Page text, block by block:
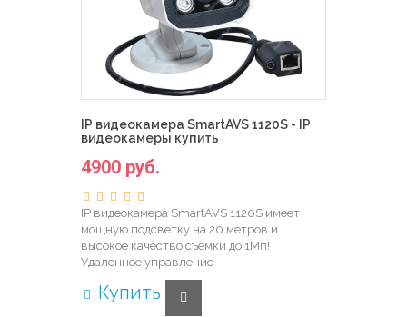
IP видеокамера SmartAVS 1120S - IP
видеокамеры купить
4900 руб.
IP видеокамера SmartAVS 1120S имеет
мощную подсветку на 20 метров и
высокое качество съемки до 1Мп!
Удаленное управление
Купить